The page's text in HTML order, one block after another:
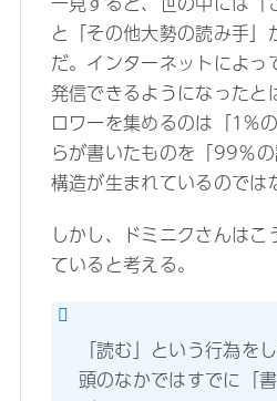
と「その他大勢の読み手」
だ。インターネットによっ
発信できるようになったと
ロワーを集めるのは「1%
らが書いたものを「99％
構造が生まれているのでは
しかし、ドミニクさんはこ
ていると考える。
「読む」という行為を
頭のなかではすでに「